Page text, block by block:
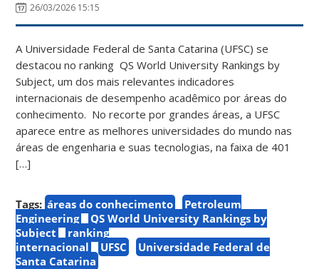
26/03/2026 15:15
A Universidade Federal de Santa Catarina (UFSC) se
destacou no ranking QS World University Rankings by
Subject, um dos mais relevantes indicadores
internacionais de desempenho acadêmico por áreas do
conhecimento. No recorte por grandes áreas, a UFSC
aparece entre as melhores universidades do mundo nas
áreas de engenharia e suas tecnologias, na faixa de 401
[…]
Tags: áreas do conhecimento
Petroleum
Engineering
QS World University Rankings by
Subject
ranking
internacional
UFSC
Universidade Federal de
Santa Catarina